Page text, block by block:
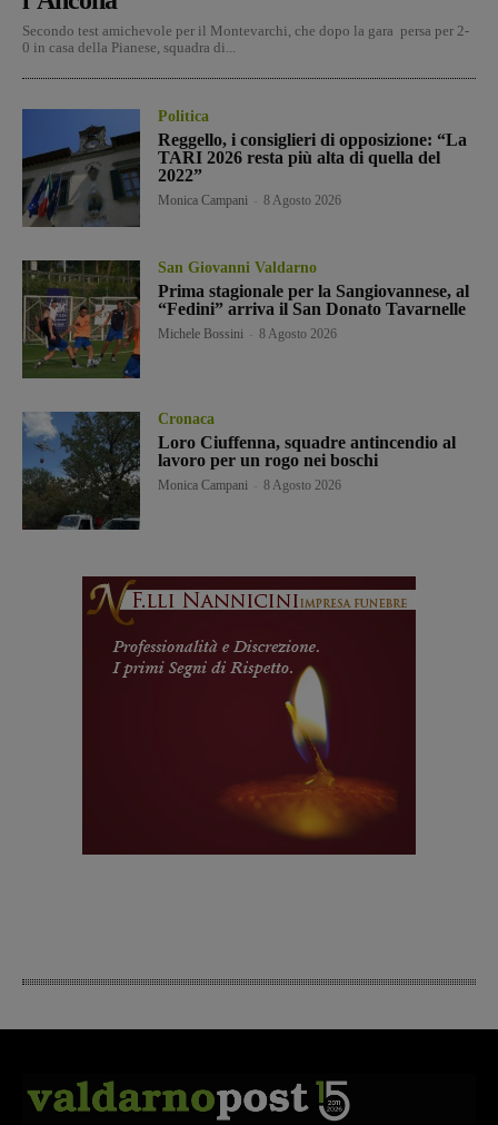
Secondo test amichevole per il Montevarchi, che dopo la gara persa per 2-
0 in casa della Pianese, squadra di...
Politica
Reggello, i consiglieri di opposizione: “La
TARI 2026 resta più alta di quella del
2022”
Monica Campani 8 Agosto 2026
San Giovanni Valdarno
Prima stagionale per la Sangiovannese, al
“Fedini” arriva il San Donato Tavarnelle
Michele Bossini 8 Agosto 2026
Cronaca
Loro Ciuffenna, squadre antincendio al
lavoro per un rogo nei boschi
Monica Campani 8 Agosto 2026